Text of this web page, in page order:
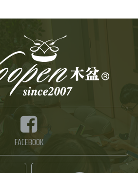
FACEBOOK